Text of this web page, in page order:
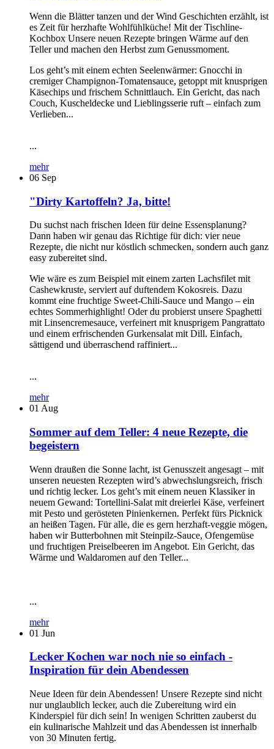
Wenn die Blätter tanzen und der Wind Geschichten erzählt, ist
es Zeit für herzhafte Wohlfühlküche! Mit der Tischline-
Kochbox Unsere neuen Rezepte bringen Wärme auf den
Teller und machen den Herbst zum Genussmoment.
Los geht’s mit einem echten Seelenwärmer: Gnocchi in
cremiger Champignon-Tomatensauce, getoppt mit knusprigen
Käsechips und frischem Schnittlauch. Ein Gericht, das nach
Couch, Kuscheldecke und Lieblingsserie ruft – einfach zum
Verlieben...
...
mehr
06 Sep
"Dirty Kartoffeln? Ja, bitte!
Du suchst nach frischen Ideen für deine Essensplanung?
Dann haben wir genau das Richtige für dich: vier neue
Rezepte, die nicht nur köstlich schmecken, sondern auch ganz
easy zubereitet sind.
Wie wäre es zum Beispiel mit einem zarten Lachsfilet mit
Cashewkruste, serviert auf duftendem Kokosreis. Dazu
kommt eine fruchtige Sweet-Chili-Sauce und Mango – ein
echtes Sommerhighlight! Oder du probierst unsere Spaghetti
mit Linsencremesauce, verfeinert mit knusprigem Pangrattato
und einem erfrischenden Gurkensalat mit Dill. Einfach,
sättigend und überraschend raffiniert...
...
mehr
01 Aug
Sommer auf dem Teller: 4 neue Rezepte, die
begeistern
Wenn draußen die Sonne lacht, ist Genusszeit angesagt – mit
unseren neuesten Rezepten wird’s abwechslungsreich, frisch
und richtig lecker. Los geht’s mit einem neuen Klassiker in
neuem Gewand: Tortellini-Salat mit dreierlei Käse, verfeinert
mit Pesto und gerösteten Pinienkernen. Perfekt fürs Picknick
an heißen Tagen. Für alle, die es gern herzhaft-veggie mögen,
haben wir Butterbohnen mit Steinpilz-Sauce, Ofengemüse
und fruchtigen Preiselbeeren im Angebot. Ein Gericht, das
Wärme und Waldaromen auf den Teller...
...
mehr
01 Jun
Lecker Kochen war noch nie so einfach -
Inspiration für dein Abendessen
Neue Ideen für dein Abendessen! Unsere Rezepte sind nicht
nur unglaublich lecker, auch die Zubereitung wird ein
Kinderspiel für dich sein! In wenigen Schritten zauberst du
ein kulinarische Mahlzeit und das Abendessen ist innerhalb
von 30 Minuten fertig.